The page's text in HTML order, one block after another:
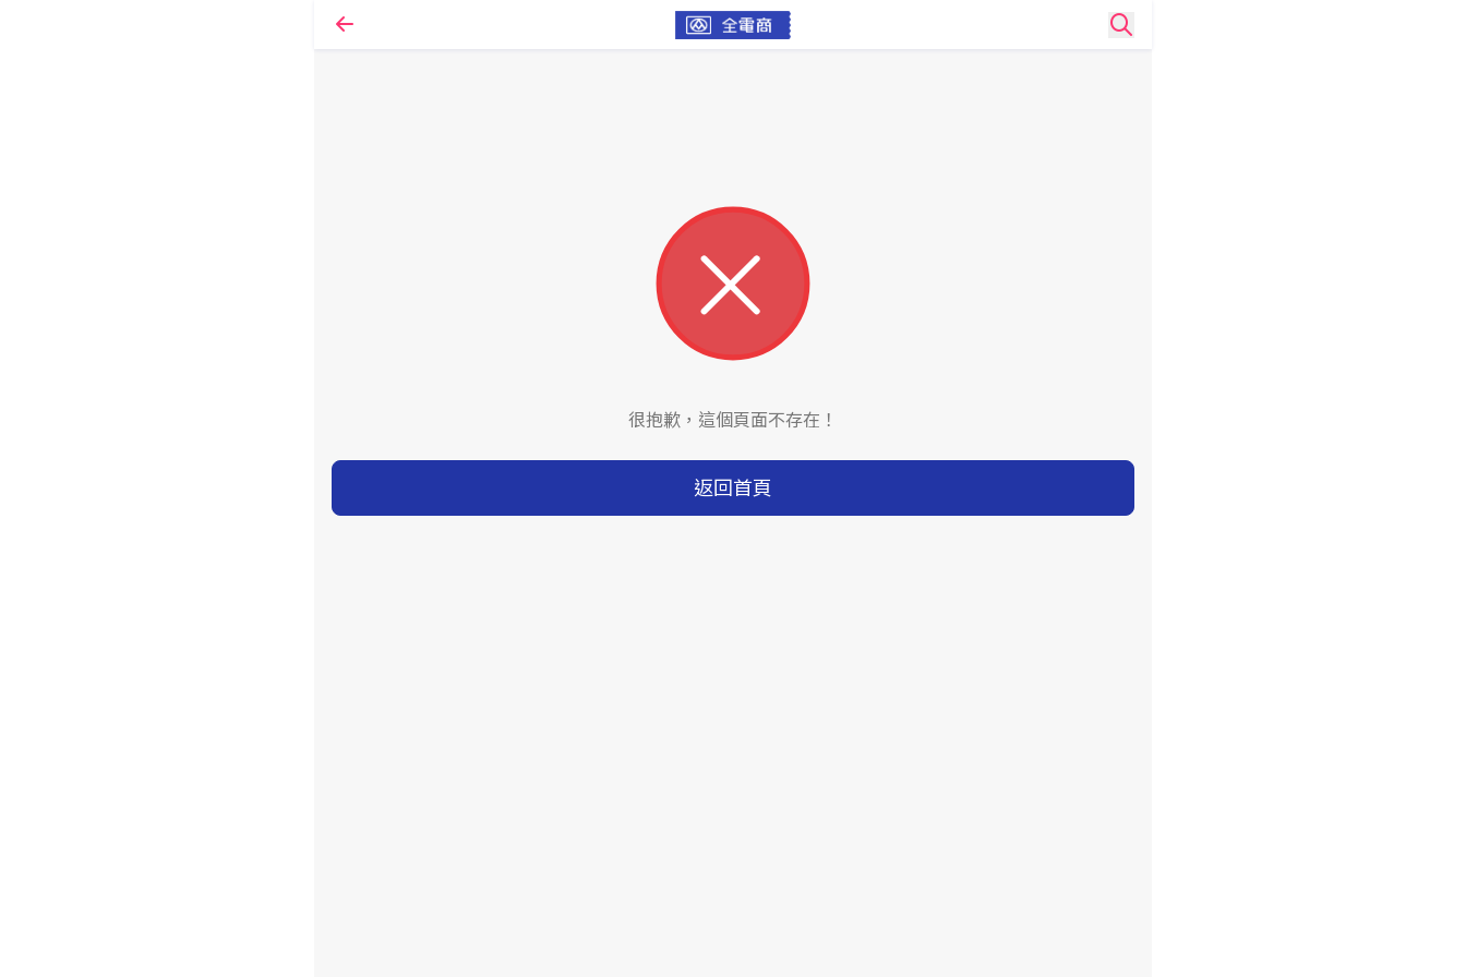
很抱歉，這個頁面不存在！
返回首頁